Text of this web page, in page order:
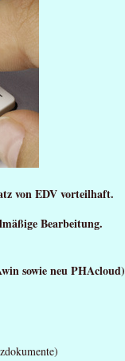
von EDV vorteilhaft.
Bearbeitung.
sowie neu PHAcloud)